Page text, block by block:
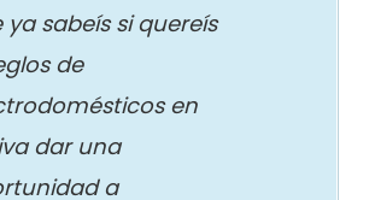
ya sabeís si quereís
de
en
dar una
a